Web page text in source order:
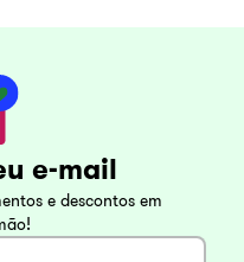
e-mail
e descontos em